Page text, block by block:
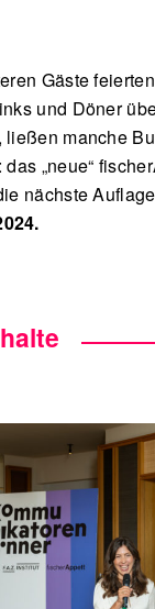
Gäste
und Döner
ließen manche
„neue“
nächste